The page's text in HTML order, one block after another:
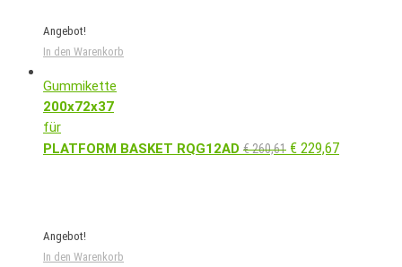
Angebot!
In den Warenkorb
Gummikette
200x72x37
für
PLATFORM BASKET RQG12AD €260,61 € 229,67
Angebot!
In den Warenkorb